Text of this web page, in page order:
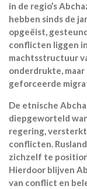
in de regio’s
hebben sinds de
opgeëist,
conflicten liggen
machtsstructuur
onderdrukte,
geforceerde
De etnische
diepgeworteld
regering,
conflicten.
zichzelf te
Hierdoor blijven
van conflict en